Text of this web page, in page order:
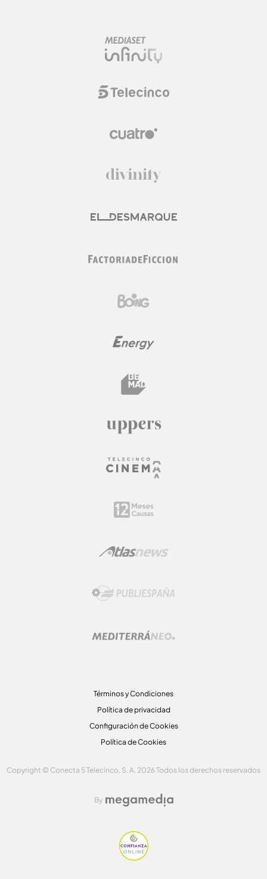
Términos y Condiciones
Política de privacidad
Configuración de Cookies
Política de Cookies
Copyright © Conecta 5 Telecinco, S. A. 2026 Todos los derechos reservados
By